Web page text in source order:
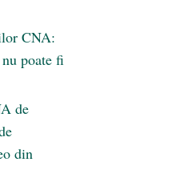
CNA:
poate fi
de
din